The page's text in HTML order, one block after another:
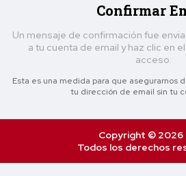
Confirmar
Un mensaje de confirmación fue
a tu cuenta de email y haz clic en
acceso.
Esta es una medida para que asegurarnos
tu dirección de email sin tu
Copyright © 2026
Todos los derechos